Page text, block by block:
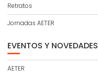
Retratos
Jornadas AETER
EVENTOS Y NOVEDADES
AETER